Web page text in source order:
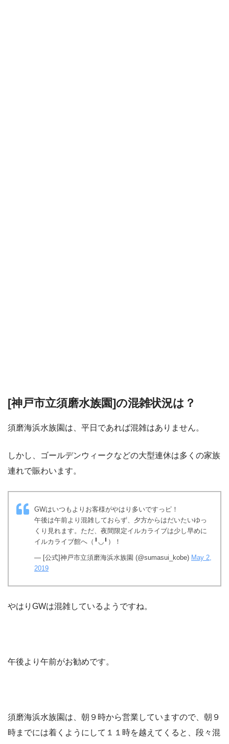
[神戸市立須磨水族園]の混雑状況は？
須磨海浜水族園は、平日であれば混雑はありません。
しかし、ゴールデンウィークなどの大型連休は多くの家族
連れで賑わいます。
GWはいつもよりお客様がやはり多いですっピ！
午後は午前より混雑しておらず、夕方からはだいたいゆっ
くり見れます。ただ、夜間限定イルカライブは少し早めに
イルカライブ館へ（╹◡╹）！
— [公式]神戸市立須磨海浜水族園 (@sumasui_kobe) May 2,
2019
やはりGWは混雑しているようですね。
午後より午前がお勧めです。
須磨海浜水族園は、朝９時から営業していますので、朝９
時までには着くようにして１１時を越えてくると、段々混